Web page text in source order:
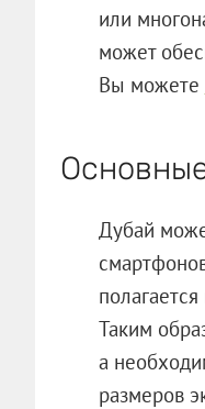
или
может
Вы можете
Дубай
Таким
а
размеров